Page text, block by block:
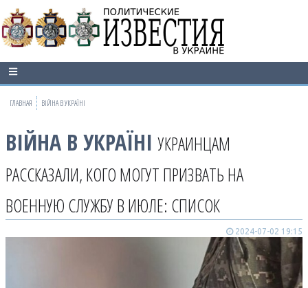
ГЛАВНАЯ ВІЙНА В УКРАЇНІ
ВІЙНА В УКРАЇНІ УКРАИНЦАМ
РАССКАЗАЛИ, КОГО МОГУТ ПРИЗВАТЬ НА
ВОЕННУЮ СЛУЖБУ В ИЮЛЕ: СПИСОК
2024-07-02 19:15